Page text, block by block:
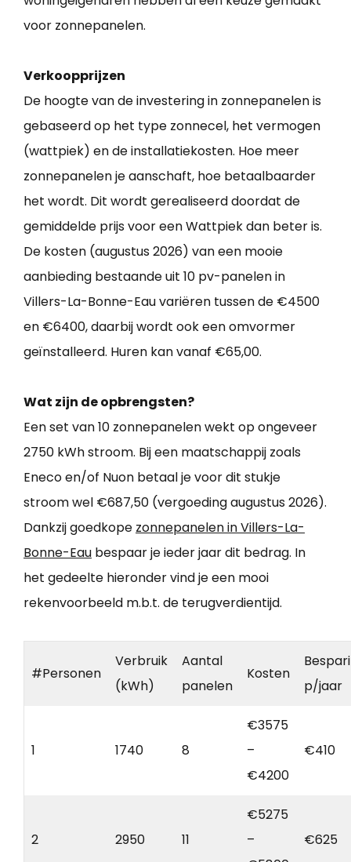
voor zonnepanelen.
Verkoopprijzen
De hoogte van de investering in zonnepanelen is
gebaseerd op het type zonnecel, het vermogen
(wattpiek) en de installatiekosten. Hoe meer
zonnepanelen je aanschaft, hoe betaalbaarder
het wordt. Dit wordt gerealiseerd doordat de
gemiddelde prijs voor een Wattpiek dan beter is.
De kosten (augustus 2026) van een mooie
aanbieding bestaande uit 10 pv-panelen in
Villers-La-Bonne-Eau variëren tussen de €4500
en €6400, daarbij wordt ook een omvormer
geïnstalleerd. Huren kan vanaf €65,00.
Wat zijn de opbrengsten?
Een set van 10 zonnepanelen wekt op ongeveer
2750 kWh stroom. Bij een maatschappij zoals
Eneco en/of Nuon betaal je voor dit stukje
stroom wel €687,50 (vergoeding augustus 2026).
Dankzij goedkope zonnepanelen in Villers-La-
Bonne-Eau bespaar je ieder jaar dit bedrag. In
het gedeelte hieronder vind je een mooi
rekenvoorbeeld m.b.t. de terugverdientijd.
#Personen
Verbruik
(kWh)
Aantal
panelen
Kosten
p/jaar
1 1740 8
€3575
–
€4200
€410
2 2950 11
€5275
–
€625